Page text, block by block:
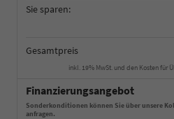
Sie sparen:
Gesamtpreis
inkl. 19% MwSt. und den Kosten für
Finanzierungsangebot
Sonderkonditionen können Sie über unsere
anfragen.